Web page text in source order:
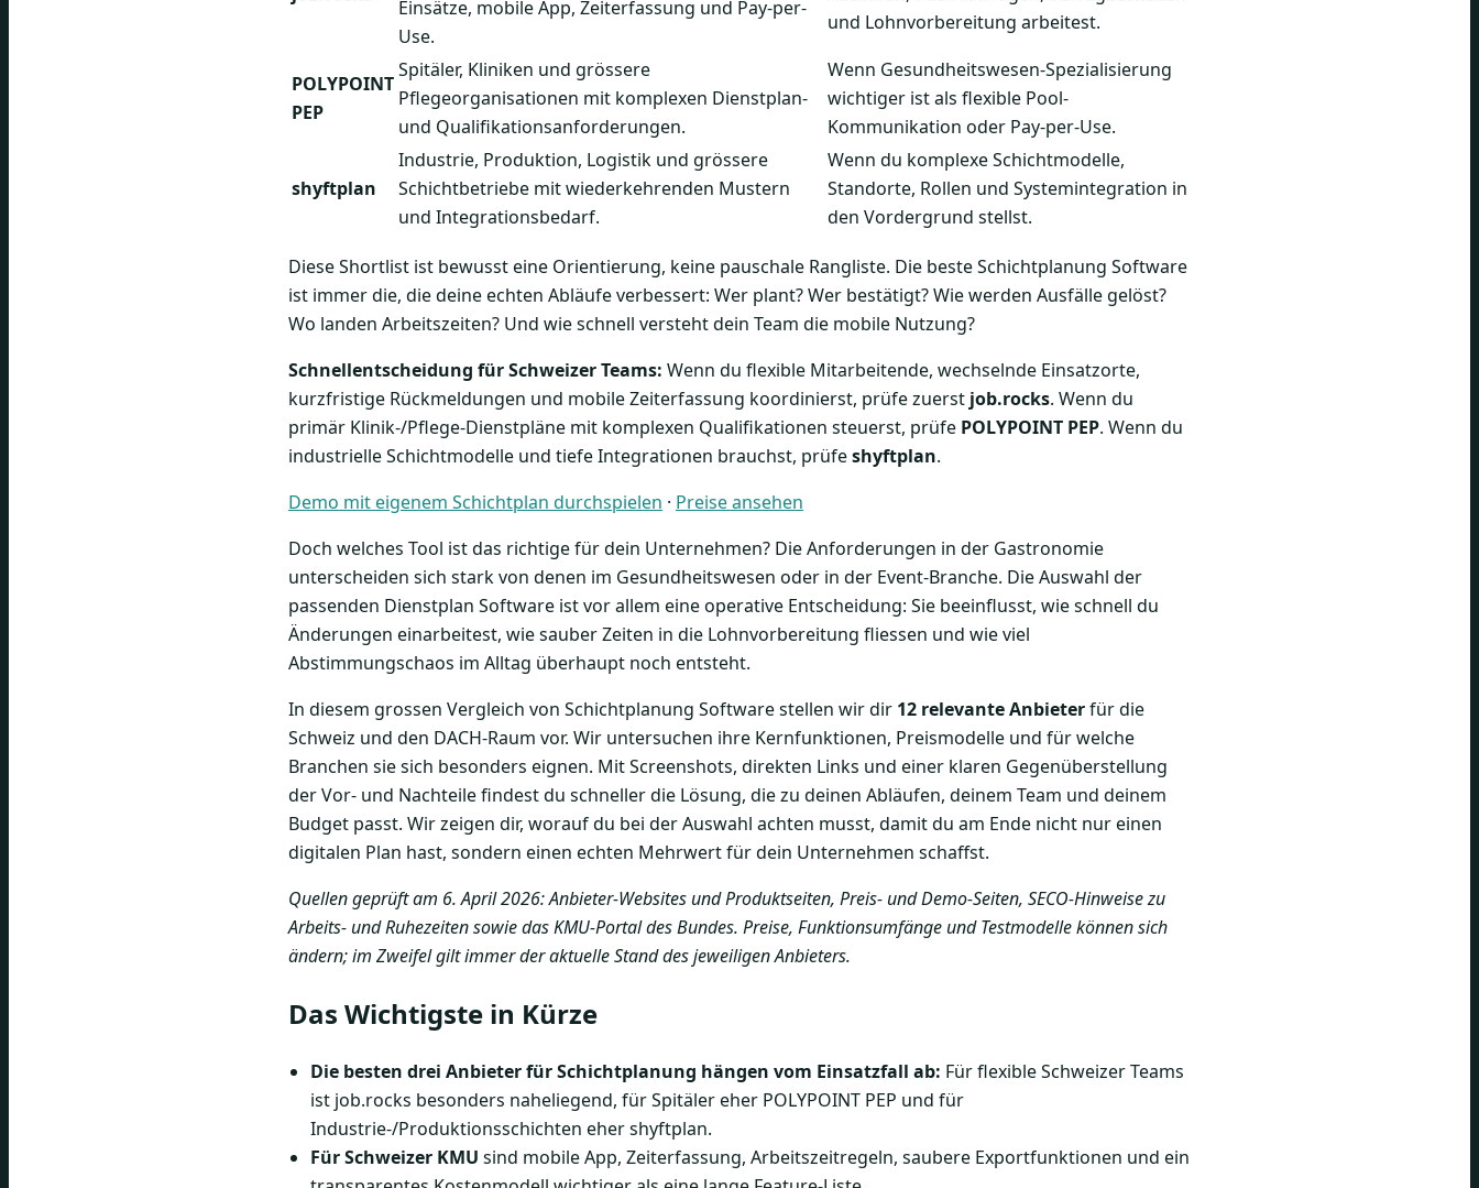
Einsätze, mobile App, Zeiterfassung und Pay-per-
Use.
und Lohnvorbereitung arbeitest.
POLYPOINT
PEP
Spitäler, Kliniken und grössere
Pflegeorganisationen mit komplexen Dienstplan-
und Qualifikationsanforderungen.
Wenn Gesundheitswesen-Spezialisierung
wichtiger ist als flexible Pool-
Kommunikation oder Pay-per-Use.
shyftplan
Industrie, Produktion, Logistik und grössere
Schichtbetriebe mit wiederkehrenden Mustern
und Integrationsbedarf.
Wenn du komplexe Schichtmodelle,
Standorte, Rollen und Systemintegration in
den Vordergrund stellst.
Diese Shortlist ist bewusst eine Orientierung, keine pauschale Rangliste. Die beste Schichtplanung Software
ist immer die, die deine echten Abläufe verbessert: Wer plant? Wer bestätigt? Wie werden Ausfälle gelöst?
Wo landen Arbeitszeiten? Und wie schnell versteht dein Team die mobile Nutzung?
Schnellentscheidung für Schweizer Teams: Wenn du flexible Mitarbeitende, wechselnde Einsatzorte,
kurzfristige Rückmeldungen und mobile Zeiterfassung koordinierst, prüfe zuerst job.rocks. Wenn du
primär Klinik-/Pflege-Dienstpläne mit komplexen Qualifikationen steuerst, prüfe POLYPOINT PEP. Wenn du
industrielle Schichtmodelle und tiefe Integrationen brauchst, prüfeshyftplan.
Demo mit eigenem Schichtplan durchspielen · Preise ansehen
Doch welches Tool ist das richtige für dein Unternehmen? Die Anforderungen in der Gastronomie
unterscheiden sich stark von denen im Gesundheitswesen oder in der Event-Branche. Die Auswahl der
passenden Dienstplan Software ist vor allem eine operative Entscheidung: Sie beeinflusst, wie schnell du
Änderungen einarbeitest, wie sauber Zeiten in die Lohnvorbereitung fliessen und wie viel
Abstimmungschaos im Alltag überhaupt noch entsteht.
In diesem grossen Vergleich von Schichtplanung Software stellen wir dir 12 relevante Anbieterfür die
Schweiz und den DACH-Raum vor. Wir untersuchen ihre Kernfunktionen, Preismodelle und für welche
Branchen sie sich besonders eignen. Mit Screenshots, direkten Links und einer klaren Gegenüberstellung
der Vor- und Nachteile findest du schneller die Lösung, die zu deinen Abläufen, deinem Team und deinem
Budget passt. Wir zeigen dir, worauf du bei der Auswahl achten musst, damit du am Ende nicht nur einen
digitalen Plan hast, sondern einen echten Mehrwert für dein Unternehmen schaffst.
Quellen geprüft am 6. April 2026: Anbieter-Websites und Produktseiten, Preis- und Demo-Seiten, SECO-Hinweise zu
Arbeits- und Ruhezeiten sowie das KMU-Portal des Bundes. Preise, Funktionsumfänge und Testmodelle können sich
ändern; im Zweifel gilt immer der aktuelle Stand des jeweiligen Anbieters.
Das Wichtigste in Kürze
Die besten drei Anbieter für Schichtplanung hängen vom Einsatzfall ab: Für flexible Schweizer Teams
ist job.rocks besonders naheliegend, für Spitäler eher POLYPOINT PEP und für
Industrie-/Produktionsschichten eher shyftplan.
Für Schweizer KMU sind mobile App, Zeiterfassung, Arbeitszeitregeln, saubere Exportfunktionen und ein